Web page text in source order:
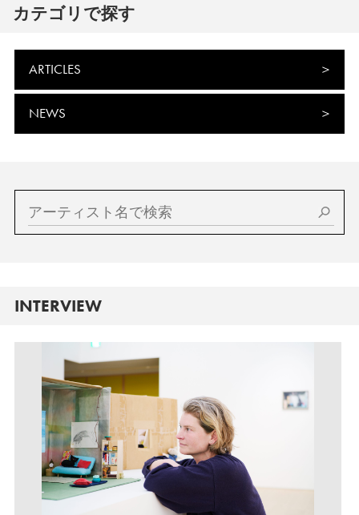
カテゴリで探す
ARTICLES
NEWS
INTERVIEW